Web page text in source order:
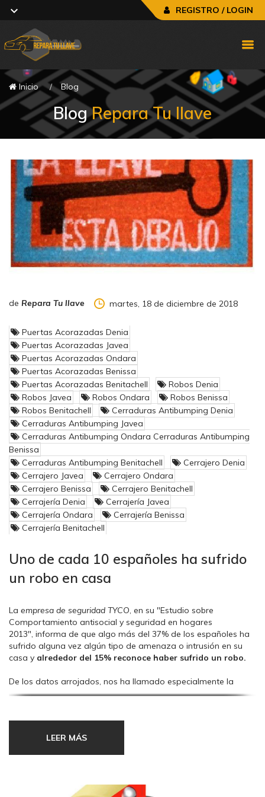
REGISTRO / LOGIN
Inicio Blog
BlogRepara Tu llave
de Repara Tu llave martes, 18 de diciembre de 2018
Puertas Acorazadas Denia
Puertas Acorazadas Javea
Puertas Acorazadas Ondara
Puertas Acorazadas Benissa
Puertas Acorazadas Benitachell
Robos Denia
Robos Javea
Robos Ondara
Robos Benissa
Robos Benitachell
Cerraduras Antibumping Denia
Cerraduras Antibumping Javea
Cerraduras Antibumping Ondara Cerraduras Antibumping
Benissa
Cerraduras Antibumping Benitachell
Cerrajero Denia
Cerrajero Javea
Cerrajero Ondara
Cerrajero Benissa
Cerrajero Benitachell
Cerrajería Denia
Cerrajería Javea
Cerrajería Ondara
Cerrajería Benissa
Cerrajería Benitachell
Uno de cada 10 españoles ha sufrido
un robo en casa
La empresa de seguridad TYCO, en su "Estudio sobre
Comportamiento antisocial y seguridad en hogares
2013", informa de que algo más del 37% de los españoles ha
sufrido alguna vez algún tipo de amenaza o intrusión en su
casa y alrededor del 15% reconoce haber sufrido un robo.
De los datos arrojados, nos ha llamado especialmente la
atención el hecho de que en España alrededor de4 de cada
Y nosotros nos preguntamos: ¿para qué? ¿para dar respuesta
Desde Eurosegur queremos informar de que
LEER MÁS